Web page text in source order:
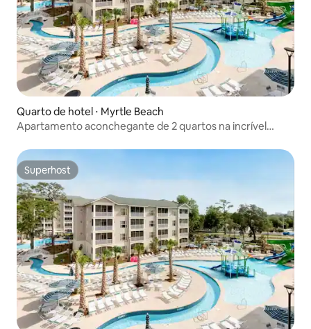
Quarto de hotel ⋅ Myrtle Beach
Apartamento aconchegante de 2 quartos na incrível
Superhost
Superhost